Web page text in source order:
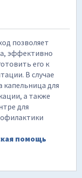
позволяет
эффективно
его к
В случае
капельница для
а также
для
помощь